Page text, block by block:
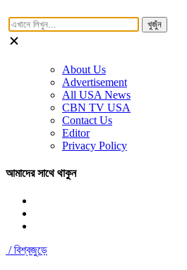
খুজুঁন
About Us
Advertisement
All USA News
CBN TV USA
Contact Us
Editor
Privacy Policy
আমাদের সাথে থাকুন
/বিশ্বজুড়ে